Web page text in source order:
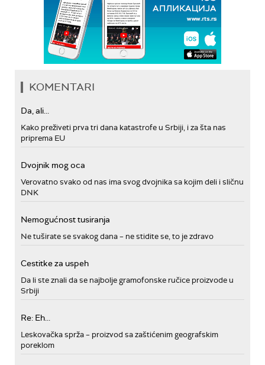
KOMENTARI
Da, ali...
Kako preživeti prva tri dana katastrofe u Srbiji, i za šta nas
priprema EU
Dvojnik mog oca
Verovatno svako od nas ima svog dvojnika sa kojim deli i sličnu
DNK
Nemogućnost tusiranja
Ne tuširate se svakog dana – ne stidite se, to je zdravo
Cestitke za uspeh
Da li ste znali da se najbolje gramofonske ručice proizvode u
Srbiji
Re: Eh...
Leskovačka sprža – proizvod sa zaštićenim geografskim
poreklom